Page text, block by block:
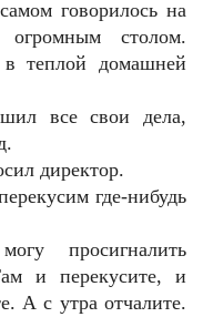
говорилось на
столом.
в теплой домашней
все свои дела,
директор.
где-нибудь
просигналить
и перекусите, и
А с утра отчалите.